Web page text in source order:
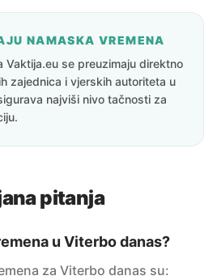
NAMASKA VREMENA
Vaktija.eu se preuzimaju direktno
zajednica i vjerskih autoriteta u
najviši nivo tačnosti za
pitanja
u Viterbo danas?
za Viterbo danas su: